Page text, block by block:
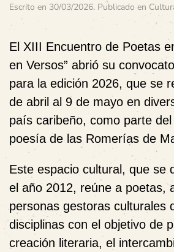
Escrito en 30/03/2026. Publicado en
El XIII Encuentro de Poetas
en Versos” abrió su
para la edición 2026, que se
de abril al 9 de mayo en
país caribeño, como parte
poesía de las Romerías de
Este espacio cultural, que se
el año 2012, reúne a poetas,
personas gestoras culturales
disciplinas con el objetivo de
creación literaria, el